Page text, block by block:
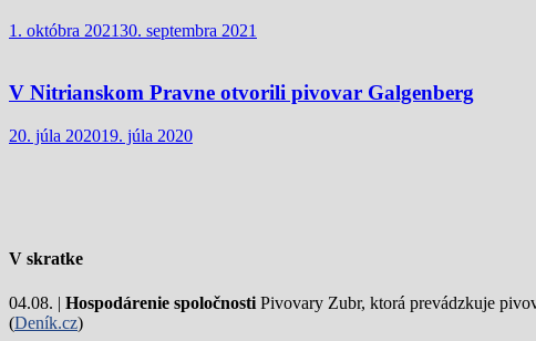
1. októbra 202130. septembra 2021
V Nitrianskom Pravne otvorili pivovar Galgenberg
20. júla 202019. júla 2020
V skratke
04.08. | Hospodárenie spoločnosti Pivovary Zubr, ktorá prevádzkuje
(Deník.cz)